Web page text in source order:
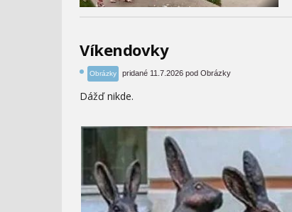
Víkendovky
Obrázky pridané 11.7.2026 pod Obrázky
Dážď nikde.